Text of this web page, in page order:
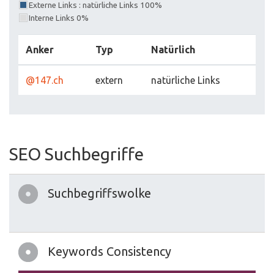
Externe Links : natürliche Links 100%
Interne Links 0%
Anker Typ Natürlich
@147.ch extern natürliche Links
SEO Suchbegriffe
Suchbegriffswolke
Keywords Consistency